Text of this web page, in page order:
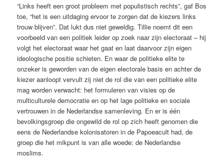
“Links heeft een groot probleem met populistisch rechts”, gaf Bos
toe, “het is een uitdaging ervoor te zorgen dat de kiezers links
trouw blijven”. Dat lukt dus niet geweldig. Tillie noemt dit een
voorbeeld van een politiek leider op zoek naar zijn electoraat – hij
volgt het electoraat waar het gaat en laat daarvoor zijn eigen
ideologische positie schieten. En waar de politieke elite te
onzeker is geworden van de eigen electorale basis en achter de
kiezer aanloopt vervult zij niet de rol die van een politieke elite
mag worden verwacht: het formuleren van visies op de
multiculturele democratie en op het lage politieke en sociale
vertrouwen in de Nederlandse samenleving. En er is één
bevolkingsgroep die ongewild de rol op zich heeft genomen die
eens de Nederlandse kolonisatoren in de Papoeacult had, de
groep die het mikpunt is van alle woede: de Nederlandse
moslims.